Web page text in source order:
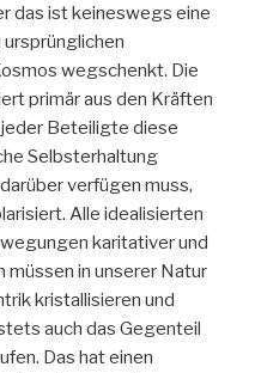
das ist keineswegs eine
wegschenkt. Die
primär aus den Kräften
jeder Beteiligte diese
Selbsterhaltung
verfügen muss,
Alle idealisierten
karitativer und
müssen in unserer Natur
kristallisieren und
auch das Gegenteil
Das hat einen